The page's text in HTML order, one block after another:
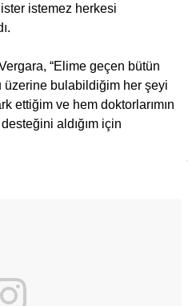
istemez herkesi
“Elime geçen bütün
üzerine bulabildiğim her şeyi
ettiğim ve hem doktorlarımın
aldığım için